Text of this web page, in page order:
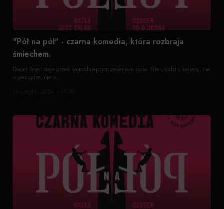
"Pół na pół" - czarna komedia, która rozbraja
śmiechem.
Dwóch braci staje przed najtrudniejszym zadaniem życia. Nie chodzi o karierę, nie
o pieniądze, nie o...